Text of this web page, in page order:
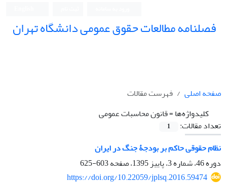
فصلنامه مطالعات حقوق عمومی دانشگاه تهران
صفحه اصلی
فهرست مقالات
کلیدواژه‌ها =قانون محاسبات عمومی
تعداد مقالات:
1
نظام حقوقی حاکم بر بودجۀ جنگ در ایران
دوره 46، شماره 3، پاییز 1395، صفحه
603-625
https://doi.org/10.22059/jplsq.2016.59474